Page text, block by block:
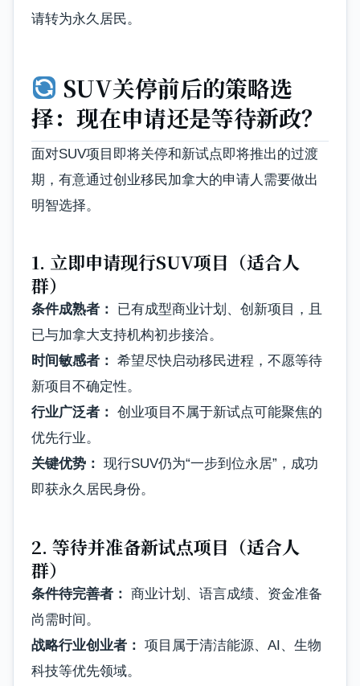
请转为永久居民。
SUV关停前后的策略选
择：现在申请还是等待新政？
面对SUV项目即将关停和新试点即将推出的过渡
期，有意通过创业移民加拿大的申请人需要做出
明智选择。
1. 立即申请现行SUV项目（适合人
群）
条件成熟者：
已有成型商业计划、创新项目，且
已与加拿大支持机构初步接洽。
时间敏感者： 希望尽快启动移民进程，不愿等待
新项目不确定性。
行业广泛者： 创业项目不属于新试点可能聚焦的
优先行业。
关键优势： 现行SUV仍为“一步到位永居”，成功
即获永久居民身份。
2. 等待并准备新试点项目（适合人
群）
条件待完善者： 商业计划、语言成绩、资金准备
尚需时间。
战略行业创业者： 项目属于清洁能源、AI、生物
科技等优先领域。